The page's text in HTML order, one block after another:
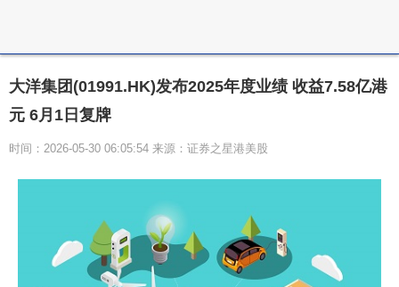
大洋集团(01991.HK)发布2025年度业绩 收益7.58亿港
元 6月1日复牌
时间：2026-05-30 06:05:54 来源：证券之星港美股